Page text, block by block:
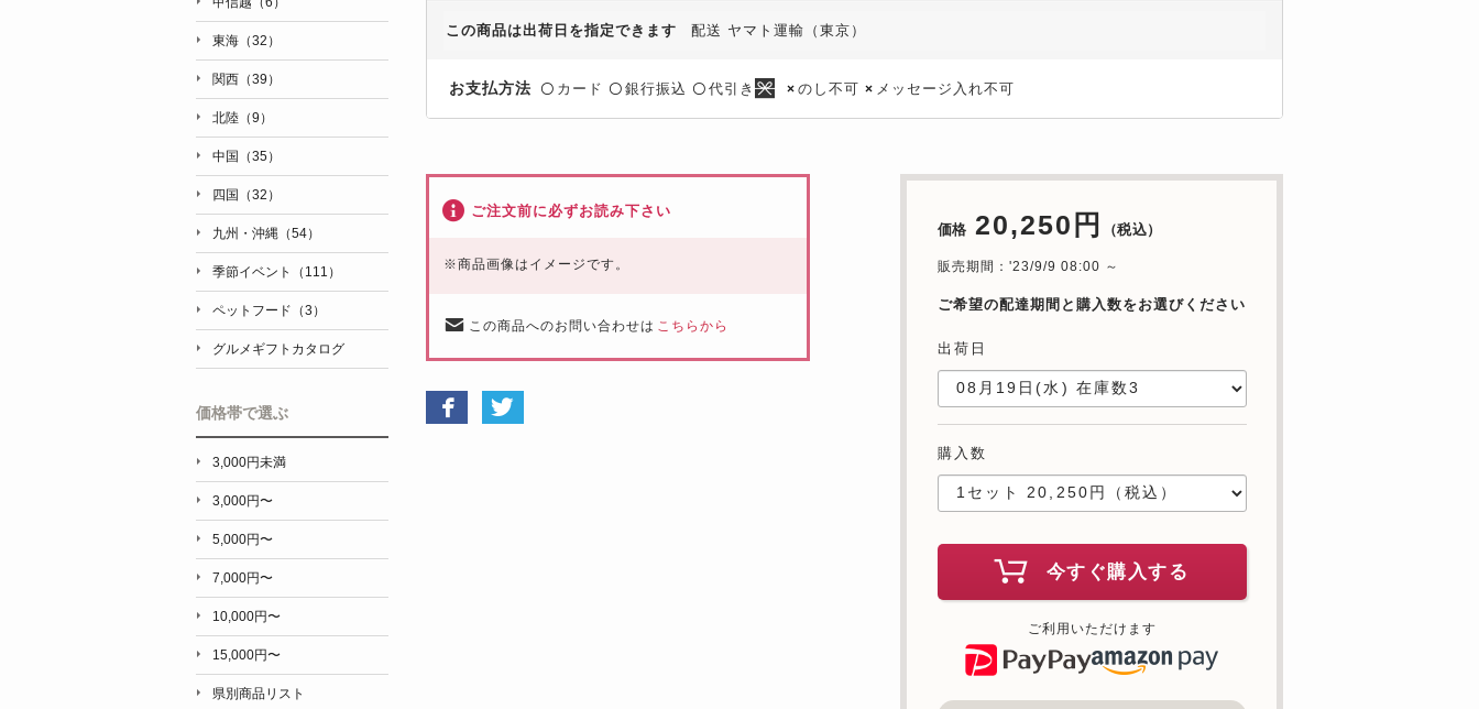
この商品は出荷日を指定できます 配送 ヤマト運輸（東京）
お支払方法 〇 カード 〇 銀行振込 〇 代引き × のし不可 × メッセージ入れ不可
価格 20,250円 （税込）
販売期間：'23/9/9 08:00 ～
ご希望の配達期間と購入数をお選びください
出荷日
購入数
今すぐ購入する
ご利用いただけます
ご注文前に必ずお読み下さい
※商品画像はイメージです。
この商品へのお問い合わせは こちらから
東海（32）
関西（39）
北陸（9）
中国（35）
四国（32）
九州・沖縄（54）
季節イベント（111）
ペットフード（3）
グルメギフトカタログ
価格帯で選ぶ
3,000円未満
3,000円〜
5,000円〜
7,000円〜
10,000円〜
15,000円〜
県別商品リスト